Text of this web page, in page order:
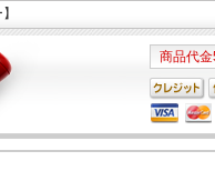
商品代